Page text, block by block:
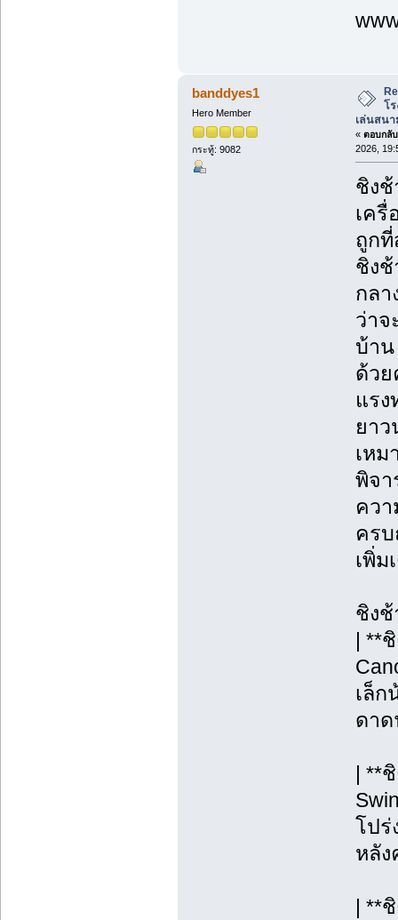
banddyes1
Hero Member
กระทู้: 9082
โ
เล่นสนา
« ตอบกลั
2026,
ชิงช้
เครื่
ถูกที่
ชิงช้
กลา
ว่าจ
บ้าน
ด้วย
แร
ยาว
เหม
พิจา
ควา
คร
เพิ่ม
ชิงช้
| **
เล็ก
ดา
| **
โปร่
หลัง
|